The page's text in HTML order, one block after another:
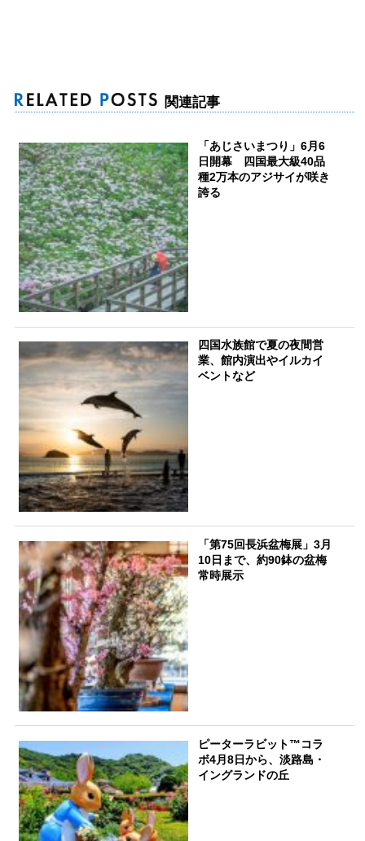
関連記事
「あじさいまつり」6月6
日開幕 四国最大級40品
種2万本のアジサイが咲き
誇る
四国水族館で夏の夜間営
業、館内演出やイルカイ
ベントなど
「第75回長浜盆梅展」3月
10日まで、約90鉢の盆梅
常時展示
ピーターラビット™コラ
ボ4月8日から、淡路島・
イングランドの丘